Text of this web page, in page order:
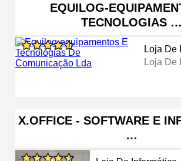
EQUILOG-
TECNOLOGIAS …
Loja De
Loja De
X.OFFICE - SOFTWARE E
…